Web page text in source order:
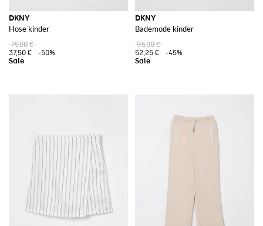
DKNY
Hose kinder
75,00 €
37,50 €
-50%
DKNY
Bademode kinder
95,00 €
52,25 €
-45%